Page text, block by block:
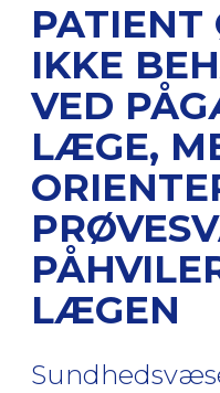
PATIENT
IKKE
VED
LÆGE,
LÆGEN